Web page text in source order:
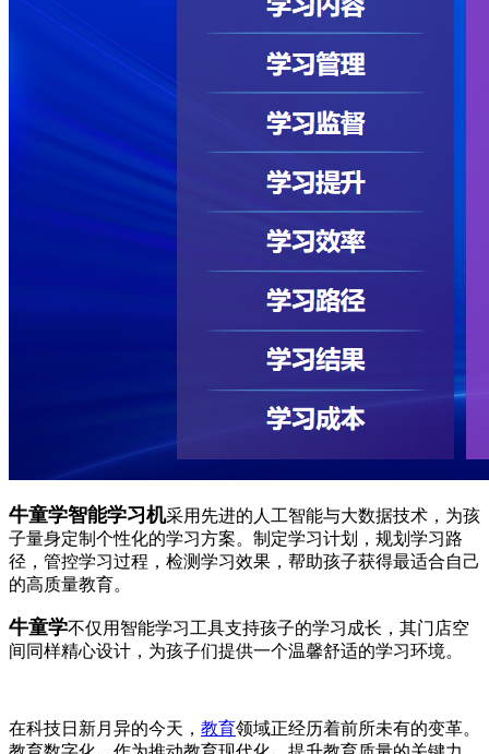
牛童学智能学习机采用先进的人工智能与大数据技术，为孩
子量身定制个性化的学习方案。制定学习计划，规划学习路
径，管控学习过程，检测学习效果，帮助孩子获得最适合自己
的高质量教育。
牛童学不仅用智能学习工具支持孩子的学习成长，其门店空
间同样精心设计，为孩子们提供一个温馨舒适的学习环境。
在科技日新月异的今天， 教育领域正经历着前所未有的变革。